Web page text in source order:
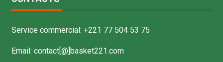
Service commercial: +221 77 504 53 75
Email: contact[@]basket221.com